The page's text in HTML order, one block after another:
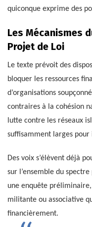
quiconque exprime des
Les Mécanismes
Projet de Loi
Le texte prévoit des
bloquer les ressources
d’organisations
contraires à la cohésion
lutte contre les réseaux
suffisamment larges pour
Des voix s’élèvent déjà
sur l’ensemble du
une enquête
militante ou associative
financièrement.